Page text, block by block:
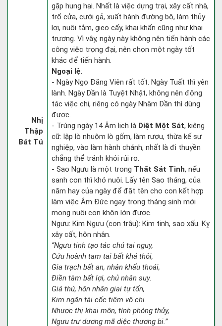
Nhị
Thập
Bát Tú
gặp hung hại. Nhất là việc dựng trại, xây cất nhà,
trổ cửa, cưới gả, xuất hành đường bộ, làm thủy
lợi, nuôi tằm, gieo cấy, khai khẩn cũng như khai
trương. Vì vậy, ngày này không nên tiến hành các
công việc trọng đại, nên chọn một ngày tốt
khác để tiến hành.
Ngoại lệ:
- Ngày Ngọ Đăng Viên rất tốt. Ngày Tuất thì yên
lành. Ngày Dần là Tuyệt Nhật, không nên động
tác việc chi, riêng có ngày Nhâm Dần thì dùng
được.
- Trúng ngày 14 Âm lịch là Diệt Một Sát, kiêng
cữ: lập lò nhuộm lò gốm, làm rượu, thừa kế sự
nghiệp, vào làm hành chánh, nhất là đi thuyền
chẳng thể tránh khỏi rủi ro.
- Sao Ngưu là một trong Thất Sát Tinh, nếu
sanh con thì khó nuôi. Lấy tên Sao tháng, của
năm hay của ngày để đặt tên cho con kết hợp
làm việc Âm Đức ngay trong tháng sinh mới
mong nuôi con khôn lớn được.
Ngưu: Kim Ngưu (con trâu): Kim tinh, sao xấu. Kỵ
xây cất, hôn nhân.
“Ngưu tinh tạo tác chủ tai nguy,
Cửu hoành tam tai bất khả thôi,
Gia trạch bất an, nhân khẩu thoái,
Điền tàm bất lợi, chủ nhân suy.
Giá thú, hôn nhân giai tự tổn,
Kim ngân tài cốc tiệm vô chi.
Nhược thị khai môn, tính phóng thủy,
Ngưu trư dương mã diệc thương bi.”